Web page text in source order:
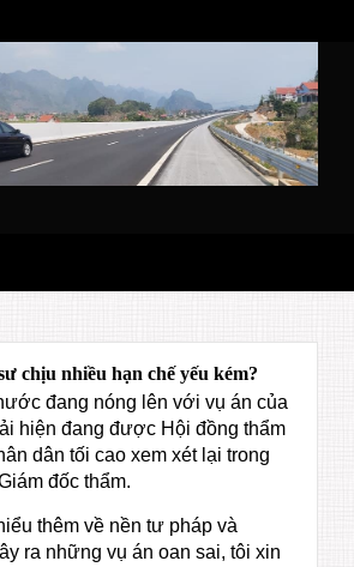
chịu nhiều hạn chế yếu kém?
đang nóng lên với vụ án của
hiện đang được Hội đồng thẩm
dân tối cao xem xét lại trong
đốc thẩm.
thêm về nền tư pháp và
ra những vụ án oan sai, tôi xin